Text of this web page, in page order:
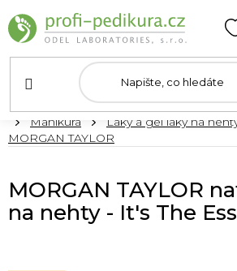
na
obsah
DomůManikúra Laky a gel laky na
MORGAN TAYLOR
MORGAN TAYLOR
na nehty - It's The